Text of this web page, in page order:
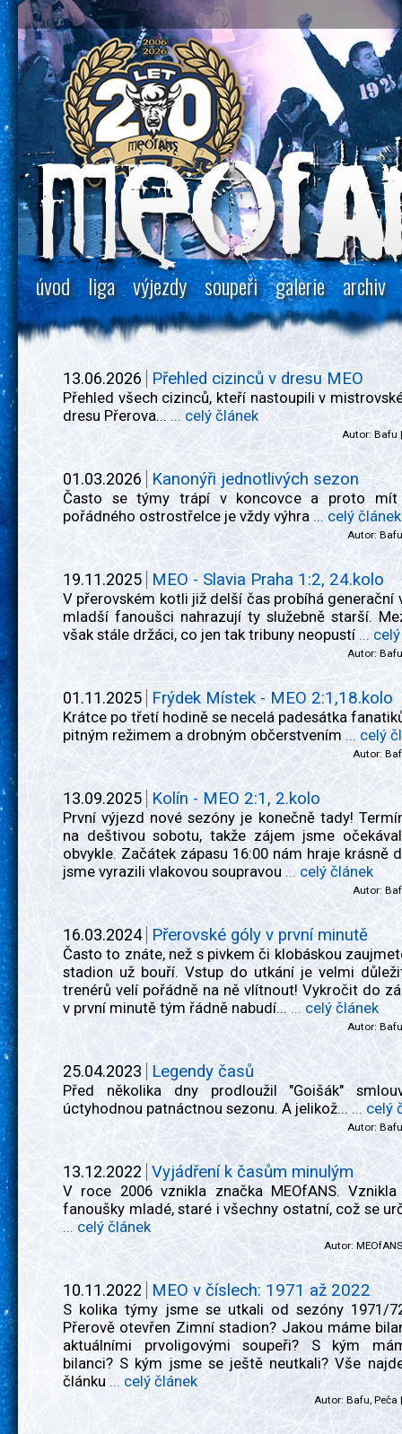
úvod liga výjezdy soupeři galerie archiv
13.06.2026 Přehled cizinců v dresu MEO
Přehled všech cizinců, kteří nastoupili v
dresu Přerova... ... celý článek
Autor: Bafu
01.03.2026 Kanonýři jednotlivých sezon
Často se týmy trápí v koncovce a proto mít
pořádného ostrostřelce je vždy výhra... celý článek
Autor: Bafu
19.11.2025 MEO - Slavia Praha 1:2, 24.kolo
V přerovském kotli již delší čas probíhá generační
mladší fanoušci nahrazují ty služebně starší.
však stále držáci, co jen tak tribuny neopustí ...
Autor: Bafu
01.11.2025 Frýdek Místek - MEO 2:1,18.kolo
Krátce po třetí hodině se necelá padesátka
pitným režimem a drobným občerstvením ... celý
Autor:
13.09.2025 Kolín - MEO 2:1, 2.kolo
První výjezd nové sezóny je konečně tady!
na deštivou sobotu, takže zájem jsme
obvykle. Začátek zápasu 16:00 nám hraje krásně
jsme vyrazili vlakovou soupravou ... celý článek
Autor:
16.03.2024 Přerovské góly v první minutě
Často to znáte, než s pivkem či klobáskou
stadion už bouří. Vstup do utkání je velmi
trenérů velí pořádně na ně vlítnout! Vykročit do
v první minutě tým řádně nabudí... ... celý článek
Autor: Bafu
25.04.2023 Legendy časů
Před několika dny prodloužil "Goišák"
úctyhodnou patnáctnou sezonu. A jelikož... ... celý
Autor: Bafu
13.12.2022 Vyjádření k časům minulým
V roce 2006 vznikla značka MEOfANS.
fanoušky mladé, staré i všechny ostatní, což se
... celý článek
Autor: MEOfANS
10.11.2022 MEO v číslech: 1971 až 2022
S kolika týmy jsme se utkali od sezóny 1971/
Přerově otevřen Zimní stadion? Jakou máme
aktuálními prvoligovými soupeři? S kým
bilanci? S kým jsme se ještě neutkali? Vše
článku ... celý článek
Autor: Bafu, Peča